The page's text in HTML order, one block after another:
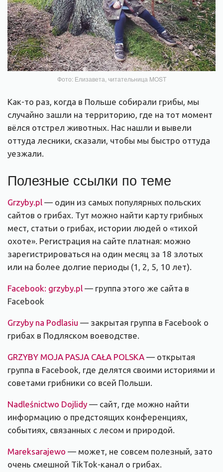
Фото: Елизавета, читательница MOST
Как-то раз, когда в Польше собирали грибы, мы
случайно зашли на территорию, где на тот момент
вёлся отстрел животных. Нас нашли и вывели
оттуда лесники, сказали, чтобы мы быстро оттуда
уезжали.
Полезные ссылки по теме
Grzyby.pl — один из самых популярных польских
сайтов о грибах. Тут можно найти карту грибных
мест, статьи о грибах, истории людей о «тихой
охоте». Регистрация на сайте платная: можно
зарегистрироваться на один месяц за 18 злотых
или на более долгие периоды (1, 2, 5, 10 лет).
Facebook: grzyby.pl — группа этого же сайта в
Facebook
Grzyby na Podlasiu — закрытая группа в Facebook о
грибах в Подляском воеводстве.
GRZYBY MOJA PASJA CAŁA POLSKA — открытая
группа в Facebook, где делятся своими историями и
советами грибники со всей Польши.
Nadleśnictwo Dojlidy — сайт, где можно найти
информацию о предстоящих конференциях,
событиях, связанных с лесом и природой.
Mareksarajewo — может, не совсем полезный, зато
очень смешной TikTok-канал о грибах.